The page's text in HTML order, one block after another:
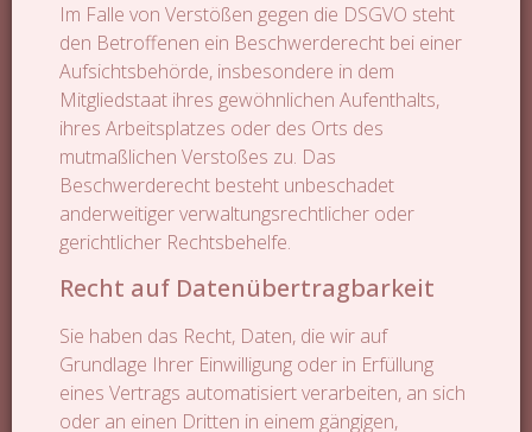
Im Falle von Verstößen gegen die DSGVO steht
den Betroffenen ein Beschwerderecht bei einer
Aufsichtsbehörde, insbesondere in dem
Mitgliedstaat ihres gewöhnlichen Aufenthalts,
ihres Arbeitsplatzes oder des Orts des
mutmaßlichen Verstoßes zu. Das
Beschwerderecht besteht unbeschadet
anderweitiger verwaltungsrechtlicher oder
gerichtlicher Rechtsbehelfe.
Recht auf Datenübertragbarkeit
Sie haben das Recht, Daten, die wir auf
Grundlage Ihrer Einwilligung oder in Erfüllung
eines Vertrags automatisiert verarbeiten, an sich
oder an einen Dritten in einem gängigen,